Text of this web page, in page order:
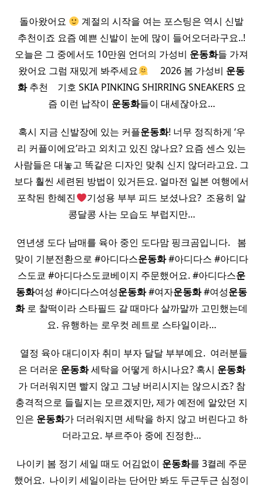
돌아왔어요
계절의 시작을 여는 포스팅은 역시 신발
추천이죠 요즘 예쁜 신발이 눈에 많이 들어오더라구요..!
오늘은 그 중에서도 10만원 언더의 가성비 운동화들 가져
왔어요 그럼 재밌게 봐주세요
​ ​ ​ ​ 2026 봄 가성비 운동
화추천 ​ ​ ​ 기호 SKIA PINKING SHIRRING SNEAKERS 요
즘 이런 납작이 운동화들이 대세잖아요…
혹시 지금 신발장에 있는 커플운동화! 너무 정직하게 ‘우
리 커플이에요’라고 외치고 있진 않나요? 요즘 센스 있는
사람들은 대놓고 똑같은 디자인 맞춰 신지 않더라고요. 그
보다 훨씬 세련된 방법이 있거든요. 얼마전 일본 여행에서
포착된 한혜진
기성용 부부 피드 보셨나요? ​ 조용히 알
콩달콩 사는 모습도 부럽지만…
연년생 도다 남매를 육아 중인 도다맘 핑크곰입니다. ​ ​ 봄
맞이 기분전환으로 #아디다스운동화#아디다스 #아디다
스도쿄 #아디다스도쿄베이지 주문했어요. #아디다스운
동화여성 #아디다스여성운동화#여자운동화#여성운동
화로 찰떡이라 스타필드 갈 때마다 살까말까 고민했는데
요. 유행하는 로우컷 레트로 스타일이라…
​ ​ 열정 육아 대디이자 취미 부자 달달 부부예요. ​ 여러분들
은 더러운 운동화세탁을 어떻게 하시나요? 혹시 운동화
가 더러워지면 빨지 않고 그냥 버리시지는 않으시죠? 참
충격적으로 들릴지는 모르겠지만, 제가 예전에 알았던 지
인은 운동화가 더러워지면 세탁을 하지 않고 버린다고 하
더라고요. 부르주아 중에 진정한…
나이키 봄 정기 세일 때도 어김없이 운동화를 3켤레 주문
했어요. ​ 나이키 세일이라는 단어만 봐도 두근두근 심정이